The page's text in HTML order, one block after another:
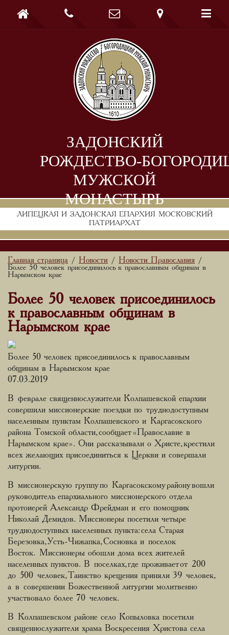
ЗАДОНСКИЙ
РОЖДЕСТВО-
МУЖСКОЙ
МОНАСТЫРЬ
ЛИПЕЦКАЯ И ЗАДОНСКАЯ ЕПАРХИЯ МОСКОВСКИЙ
ПАТРИАРХАТ
    
Главная страница / Новости / Новости Православия /
Более 50 человек присоединилось к православным общинам в
Нарымском крае
Более 50 человек присоединилось
к православным общинам в
Нарымском крае
Более 50 человек присоединилось к православным
общинам в Нарымском крае
07.03.2019
В феврале священнослужители Колпашевской епархии
совершили миссионерские поездки по труднодоступным
населенным пунктам Колпашевского и Каргасокского
района Томской области, сообщает «Православие в
Нарымском крае». Они рассказывали о Христе, крестили
всех желающих присоединиться к Церкви и совершали
литургии.
В миссионерскую группу по Каргасокскому району вошли
руководитель епархиального миссионерского отдела
протоиерей Александр Фрейдман и его помощник
Николай Демидов. Миссионеры посетили четыре
труднодоступных населенных пункта: села Старая
Березовка, Усть-Чижапка, Сосновка и поселок
Восток. Миссионеры обошли дома всех жителей
населенных пунктов. В поселках, где проживает от 200
до 500 человек, Таинство крещения приняли 39 человек,
а в совершении Божественной литургии молитвенно
участвовало более 70 человек.
В Колпашевском районе село Копыловка посетили
священнослужители храма Воскресения Христова села